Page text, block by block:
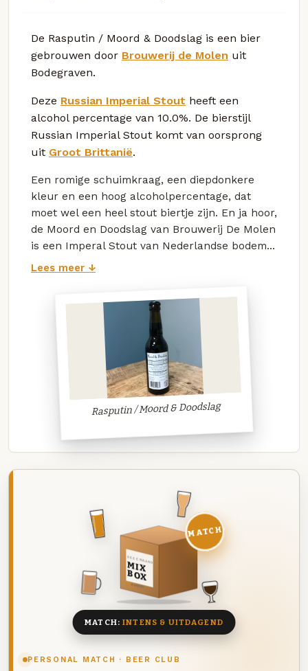
De Rasputin / Moord & Doodslag is een bier
gebrouwen door Brouwerij de Molen uit
Bodegraven.
Deze Russian Imperial Stout heeft een
alcohol percentage van 10.0%. De bierstijl
Russian Imperial Stout komt van oorsprong
uit Groot Brittanië.
Een romige schuimkraag, een diepdonkere
kleur en een hoog alcoholpercentage, dat
moet wel een heel stout biertje zijn. En ja hoor,
de Moord en Doodslag van Brouwerij De Molen
is een Imperal Stout van Nederlandse bodem...
Lees meer ↓
Rasputin / Moord & Doodslag
PERSONAL MATCH · BEER CLUB
DEZE MAAND
MIX
BOX
8 BIEREN
MATCH
MATCH:INTENS & UITDAGEND